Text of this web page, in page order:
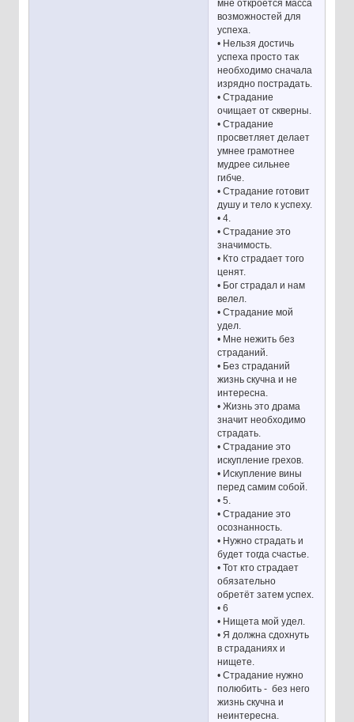
мне откроется масса
возможностей для
успеха.
• Нельзя достичь
успеха просто так
необходимо сначала
изрядно пострадать.
• Страдание
очищает от скверны.
• Страдание
просветляет делает
умнее грамотнее
мудрее сильнее
гибче.
• Страдание готовит
душу и тело к успеху.
• 4.
• Страдание это
значимость.
• Кто страдает того
ценят.
• Бог страдал и нам
велел.
• Страдание мой
удел.
• Мне нежить без
страданий.
• Без страданий
жизнь скучна и не
интересна.
• Жизнь это драма
значит необходимо
страдать.
• Страдание это
искупление грехов.
• Искупление вины
перед самим собой.
• 5.
• Страдание это
осознанность.
• Нужно страдать и
будет тогда счастье.
• Тот кто страдает
обязательно
обретёт затем успех.
• 6
• Нищета мой удел.
• Я должна сдохнуть
в страданиях и
нищете.
• Страдание нужно
полюбить - без него
жизнь скучна и
неинтересна.